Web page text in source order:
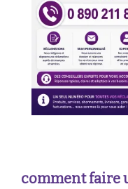
comment faire